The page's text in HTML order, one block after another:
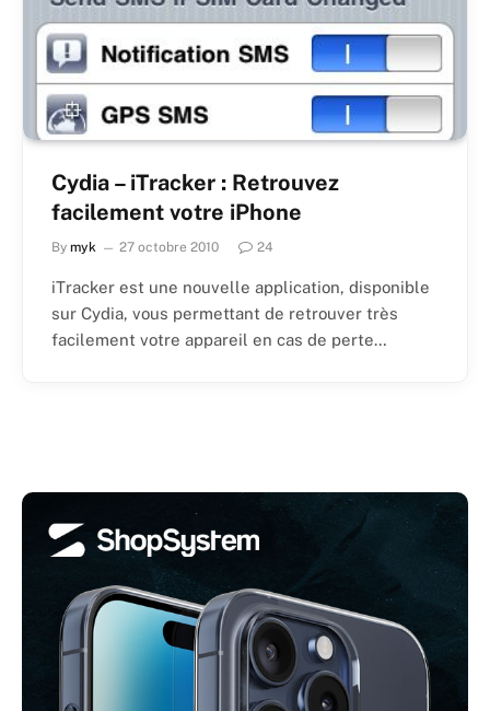
Cydia – iTracker : Retrouvez
facilement votre iPhone
By myk 27 octobre 2010 24
iTracker est une nouvelle application, disponible
sur Cydia, vous permettant de retrouver très
facilement votre appareil en cas de perte…